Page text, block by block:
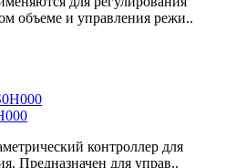
объеме и управления режи..
контроллер для
Предназначен для управ..